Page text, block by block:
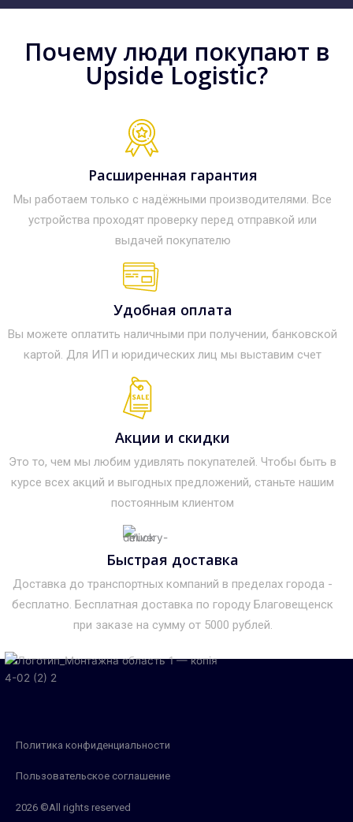
Почему люди покупают в
Upside Logistic?
Расширенная гарантия
Мы работаем только с надёжными производителями. Все
устройства проходят проверку перед отправкой или
выдачей покупателю
Удобная оплата
Вы можете оплатить наличными при получении, банковской
картой. Для ИП и юридических лиц мы выставим счет
Акции и скидки
Это то, чем мы любим удивлять покупателей. Чтобы быть в
курсе всех акций и выгодных предложений, станьте нашим
постоянным клиентом
Быстрая доставка
Доставка до транспортных компаний в пределах города -
бесплатно. Бесплатная доставка по городу Благовещенск
при заказе на сумму от 5000 рублей.
Политика конфиденциальности
Пользовательское соглашение
2026 ©All rights reserved